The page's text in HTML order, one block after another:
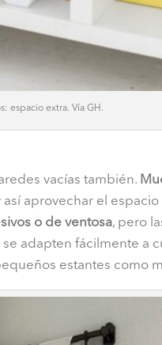
espacio extra. Vía GH.
vacías también.
así aprovechar el
o de ventosa, pero
se adapten fácilmente a
estantes como